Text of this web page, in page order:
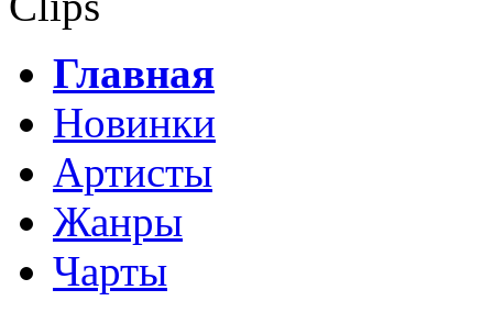
Главная
Новинки
Артисты
Жанры
Чарты